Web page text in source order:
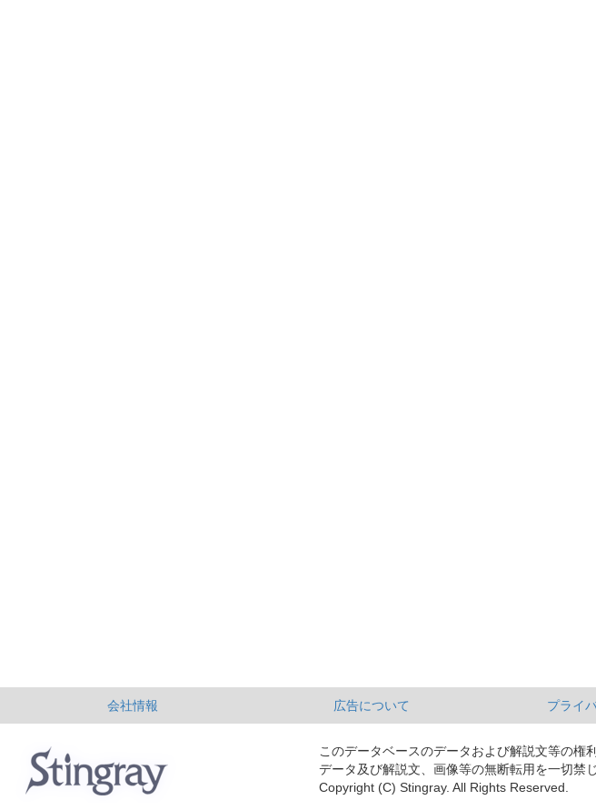
会社情報 広告について プライ
このデータベースのデータおよび解説文等の権
データ及び解説文、画像等の無断転用を一切禁じ
Copyright (C) Stingray. All Rights Reserved.